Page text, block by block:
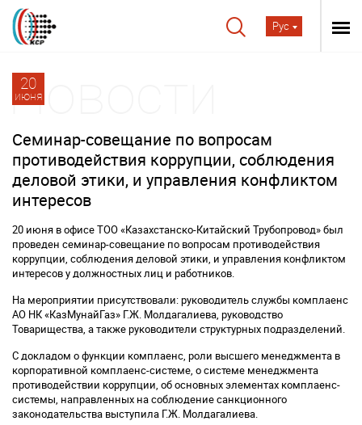
Рус
20
июня
Семинар-совещание по вопросам
противодействия коррупции, соблюдения
деловой этики, и управления конфликтом
интересов
20 июня в офисе ТОО «Казахстанско-Китайский Трубопровод» был
проведен семинар-совещание по вопросам противодействия
коррупции, соблюдения деловой этики, и управления конфликтом
интересов у должностных лиц и работников.
На мероприятии присутствовали: руководитель службы комплаенс
АО НК «КазМунайГаз» Г.Ж. Молдагалиева, руководство
Товарищества, а также руководители структурных подразделений.
С докладом о функции комплаенс, роли высшего менеджмента в
корпоративной комплаенс-системе, о системе менеджмента
противодействии коррупции, об основных элементах комплаенс-
системы, направленных на соблюдение санкционного
законодательства выступила Г.Ж. Молдагалиева.